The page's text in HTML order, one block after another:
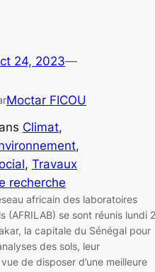
24, 2023—
Moctar FICOU
Climat
, Travaux
recherche
africain des laboratoires
(AFRILAB) se sont réunis lundi
la capitale du Sénégal pour
des sols, leur
de disposer d’une meilleure